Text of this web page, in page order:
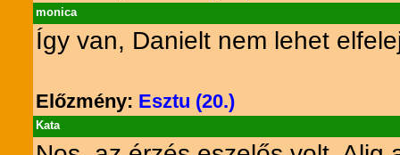
monica
Így van, Danielt nem lehet
Előzmény: Esztu (20.)
Kata